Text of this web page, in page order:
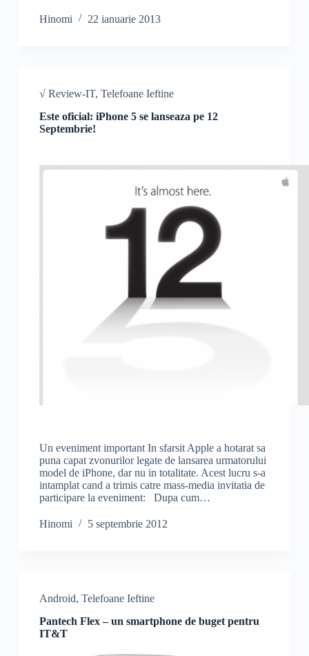
Hinomi 22 ianuarie 2013
√ Review-IT, Telefoane Ieftine
Este oficial: iPhone 5 se lanseaza pe 12
Septembrie!
Un eveniment important In sfarsit Apple a hotarat sa
puna capat zvonurilor legate de lansarea urmatorului
model de iPhone, dar nu in totalitate. Acest lucru s-a
intamplat cand a trimis catre mass-media invitatia de
participare la eveniment: Dupa cum…
Hinomi 5 septembrie 2012
Android, Telefoane Ieftine
Pantech Flex – un smartphone de buget pentru
IT&T